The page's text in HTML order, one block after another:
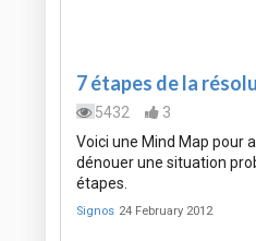
7 étapes de la
5432
3
Voici une Mind Map pour
dénouer une situation
étapes.
Signos 24 February 2012